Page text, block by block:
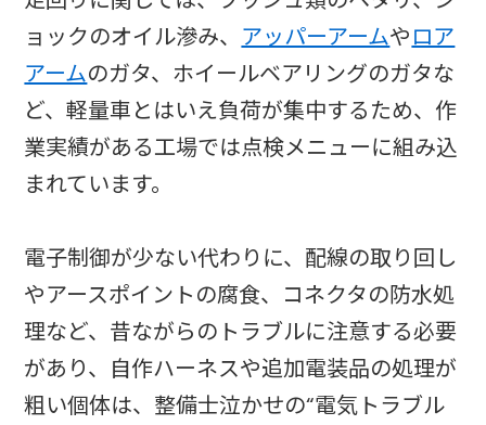
ョックのオイル滲み、 アッパーアームやロア
アームのガタ、ホイールベアリングのガタな
ど、軽量車とはいえ負荷が集中するため、作
業実績がある工場では点検メニューに組み込
まれています。
電子制御が少ない代わりに、配線の取り回し
やアースポイントの腐食、コネクタの防水処
理など、昔ながらのトラブルに注意する必要
があり、自作ハーネスや追加電装品の処理が
粗い個体は、整備士泣かせの“電気トラブル